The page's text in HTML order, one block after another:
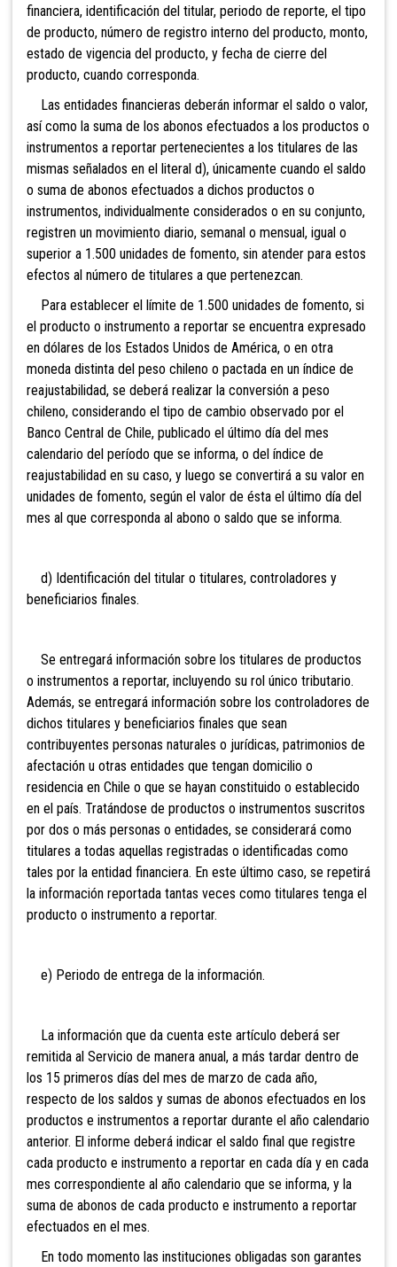
financiera, identificación del titular, periodo de reporte, el tipo
de producto, número de registro interno del producto, monto,
estado de vigencia del producto, y fecha de cierre del
producto, cuando corresponda.
Las entidades financieras deberán informar el saldo o valor,
así como la suma de los abonos efectuados a los productos o
instrumentos a reportar pertenecientes a los titulares de las
mismas señalados en el literal d), únicamente cuando el saldo
o suma de abonos efectuados a dichos productos o
instrumentos, individualmente considerados o en su conjunto,
registren un movimiento diario, semanal o mensual, igual o
superior a 1.500 unidades de fomento, sin atender para estos
efectos al número de titulares a que pertenezcan.
Para establecer el límite de 1.500 unidades de fomento, si
el producto o instrumento a reportar se encuentra expresado
en dólares de los Estados Unidos de América, o en otra
moneda distinta del peso chileno o pactada en un índice de
reajustabilidad, se deberá realizar la conversión a peso
chileno, considerando el tipo de cambio observado por el
Banco Central de Chile, publicado el último día del mes
calendario del período que se informa, o del índice de
reajustabilidad en su caso, y luego se convertirá a su valor en
unidades de fomento, según el valor de ésta el último día del
mes al que corresponda al abono o saldo que se informa.
d) Identificación del titular o titulares, controladores y
beneficiarios finales.
Se entregará información sobre los titulares de productos
o instrumentos a reportar, incluyendo su rol único tributario.
Además, se entregará información sobre los controladores de
dichos titulares y beneficiarios finales que sean
contribuyentes personas naturales o jurídicas, patrimonios de
afectación u otras entidades que tengan domicilio o
residencia en Chile o que se hayan constituido o establecido
en el país. Tratándose de productos o instrumentos suscritos
por dos o más personas o entidades, se considerará como
titulares a todas aquellas registradas o identificadas como
tales por la entidad financiera. En este último caso, se repetirá
la información reportada tantas veces como titulares tenga el
producto o instrumento a reportar.
e) Periodo de entrega de la información.
La información que da cuenta este artículo deberá ser
remitida al Servicio de manera anual, a más tardar dentro de
los 15 primeros días del mes de marzo de cada año,
respecto de los saldos y sumas de abonos efectuados en los
productos e instrumentos a reportar durante el año calendario
anterior. El informe deberá indicar el saldo final que registre
cada producto e instrumento a reportar en cada día y en cada
mes correspondiente al año calendario que se informa, y la
suma de abonos de cada producto e instrumento a reportar
efectuados en el mes.
En todo momento las instituciones obligadas son garantes